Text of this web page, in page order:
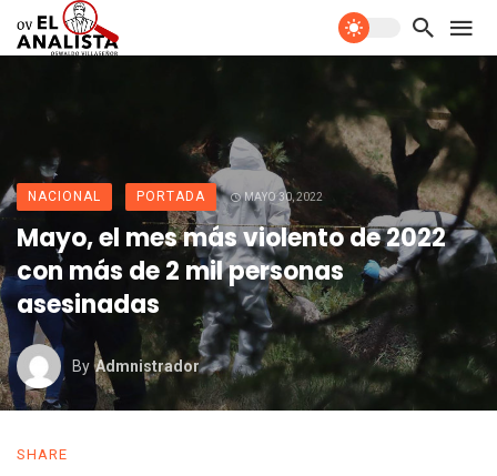
NACIONAL PORTADA MAYO 30, 2022
Mayo, el mes más violento de 2022
con más de 2 mil personas
asesinadas
By Admnistrador
SHARE